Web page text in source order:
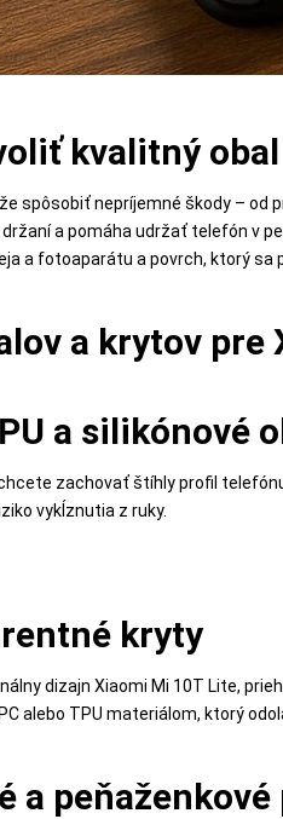
kvalitný
spôsobiť nepríjemné škody –
a pomáha udržať telefón v
a fotoaparátu a povrch, ktorý sa
a krytov
a silikónové
chcete zachovať štíhly profil
vykĺznutia z ruky.
kryty
dizajn Xiaomi Mi 10T Lite,
alebo TPU materiálom, ktorý
a peňaženkové